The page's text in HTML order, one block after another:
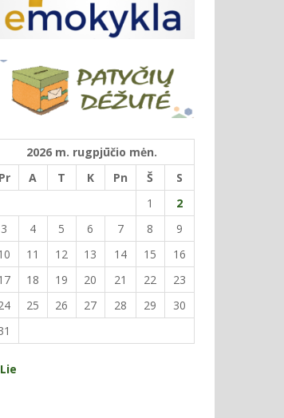
2026 m. rugpjūčio mėn.
Pr
A T K Pn Š
S
1
2
3
4 5 6 7 8
9
11 12 13 14 15
16
18 19 20 21 22
23
25 26 27 28 29
30